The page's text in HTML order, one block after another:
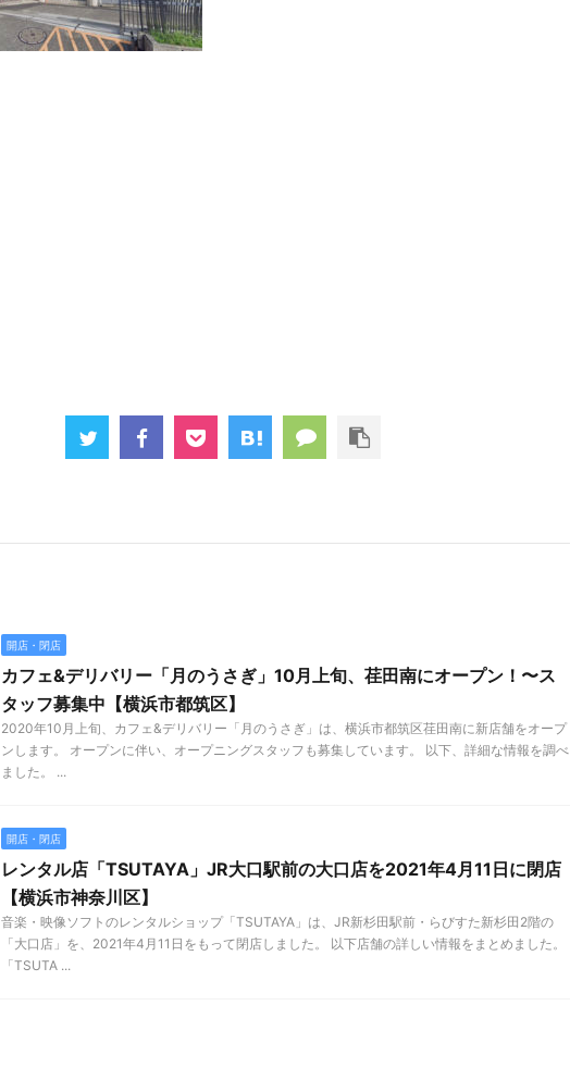
開店・閉店
カフェ&デリバリー「月のうさぎ」10月上旬、荏田南にオープン！〜ス
タッフ募集中【横浜市都筑区】
2020年10月上旬、カフェ&デリバリー「月のうさぎ」は、横浜市都筑区荏田南に新店舗をオープ
ンします。 オープンに伴い、オープニングスタッフも募集しています。 以下、詳細な情報を調べ
ました。 ...
開店・閉店
レンタル店「TSUTAYA」JR大口駅前の大口店を2021年4月11日に閉店
【横浜市神奈川区】
音楽・映像ソフトのレンタルショップ「TSUTAYA」は、JR新杉田駅前・らびすた新杉田2階の
「大口店」を、2021年4月11日をもって閉店しました。 以下店舗の詳しい情報をまとめました。
「TSUTA ...